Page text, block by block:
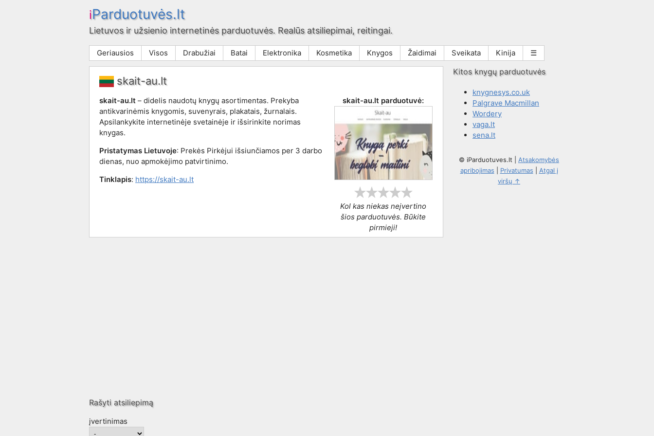
iParduotuvės.lt
Lietuvos ir užsienio internetinės parduotuvės. Realūs atsiliepimai, reitingai.
Geriausios Visos Drabužiai Batai Elektronika Kosmetika Knygos Žaidimai Sveikata Kinija ☰
skait-au.lt
skait-au.lt parduotuvė:
Kol kas niekas neįvertino
šios parduotuvės. Būkite
pirmieji!
skait-au.lt – didelis naudotų knygų asortimentas. Prekyba
antikvarinėmis knygomis, suvenyrais, plakatais, žurnalais.
Apsilankykite internetinėje svetainėje ir išsirinkite norimas
knygas.
Pristatymas Lietuvoje: Prekės Pirkėjui išsiunčiamos per 3 darbo
dienas, nuo apmokėjimo patvirtinimo.
Tinklapis: https://skait-au.lt
Rašyti atsiliepimą
įvertinimas
Kitos knygų parduotuvės
knygnesys.co.uk
Palgrave Macmillan
Wordery
vaga.lt
sena.lt
© iParduotuves.lt
Atsakomybės
apribojimas
Privatumas
Atgal į
viršų ↑